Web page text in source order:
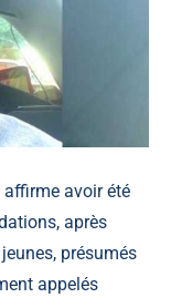
avoir été
après
présumés
appelés